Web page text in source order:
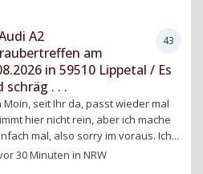
43
A2
am
in 59510 Lippetal / Es
schräg . . .
Moin, seit Ihr da, passt wieder mal
hier nicht rein, aber ich mache
mal, also sorry im voraus. Ich...
30 MinuteninNRW